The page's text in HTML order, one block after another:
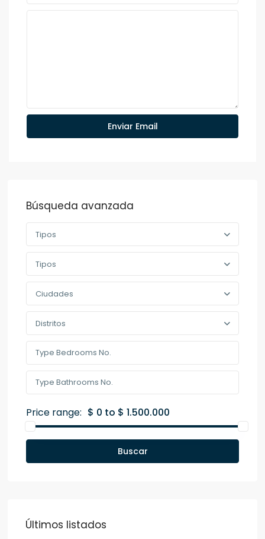
Búsqueda avanzada
Tipos
Tipos
Ciudades
Distritos
Price range: $ 0 to $ 1.500.000
Buscar
Últimos listados